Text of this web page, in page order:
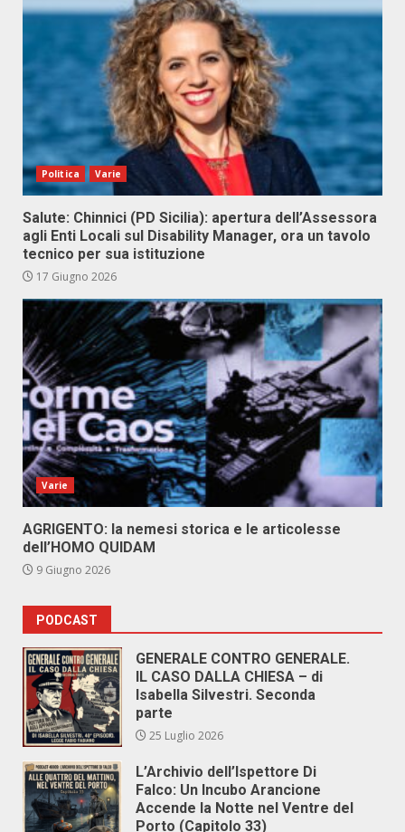
Politica Varie
Salute: Chinnici (PD Sicilia): apertura dell’Assessora
agli Enti Locali sul Disability Manager, ora un tavolo
tecnico per sua istituzione
17 Giugno 2026
Varie
AGRIGENTO: la nemesi storica e le articolesse
dell’HOMO QUIDAM
9 Giugno 2026
PODCAST
GENERALE CONTRO GENERALE.
IL CASO DALLA CHIESA – di
Isabella Silvestri. Seconda
parte
25 Luglio 2026
L’Archivio dell’Ispettore Di
Falco: Un Incubo Arancione
Accende la Notte nel Ventre del
Porto (Capitolo 33)